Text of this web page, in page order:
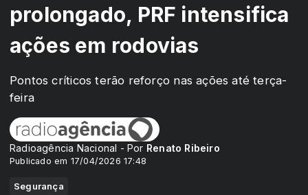
prolongado, PRF intensifica
ações em rodovias
Pontos críticos terão reforço nas ações até terça-
feira
Radioagência Nacional - Por Renato Ribeiro
Publicado em 17/04/2026 17:48
Segurança